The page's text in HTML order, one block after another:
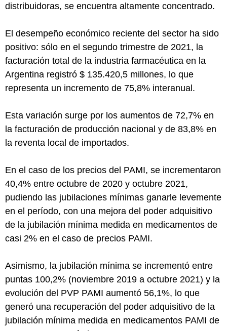
distribuidoras, se encuentra altamente concentrado.
El desempeño económico reciente del sector ha sido
positivo: sólo en el segundo trimestre de 2021, la
facturación total de la industria farmacéutica en la
Argentina registró $ 135.420,5 millones, lo que
representa un incremento de 75,8% interanual.
Esta variación surge por los aumentos de 72,7% en
la facturación de producción nacional y de 83,8% en
la reventa local de importados.
En el caso de los precios del PAMI, se incrementaron
40,4% entre octubre de 2020 y octubre 2021,
pudiendo las jubilaciones mínimas ganarle levemente
en el período, con una mejora del poder adquisitivo
de la jubilación mínima medida en medicamentos de
casi 2% en el caso de precios PAMI.
Asimismo, la jubilación mínima se incrementó entre
puntas 100,2% (noviembre 2019 a octubre 2021) y la
evolución del PVP PAMI aumentó 56,1%, lo que
generó una recuperación del poder adquisitivo de la
jubilación mínima medida en medicamentos PAMI de